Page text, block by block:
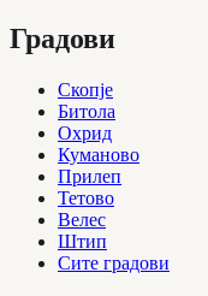
Градови
Скопје
Битола
Охрид
Куманово
Прилеп
Тетово
Велес
Штип
Сите градови